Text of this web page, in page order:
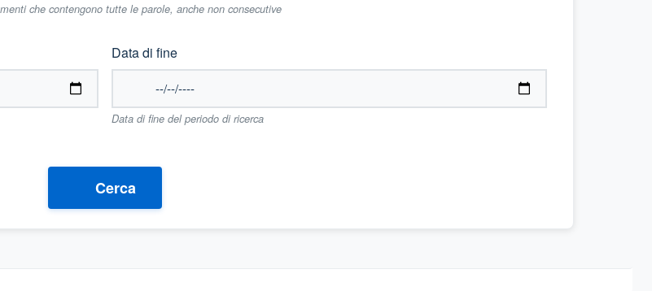
che contengono tutte le parole, anche non consecutive
Data di fine
Data di fine del periodo di ricerca
Cerca